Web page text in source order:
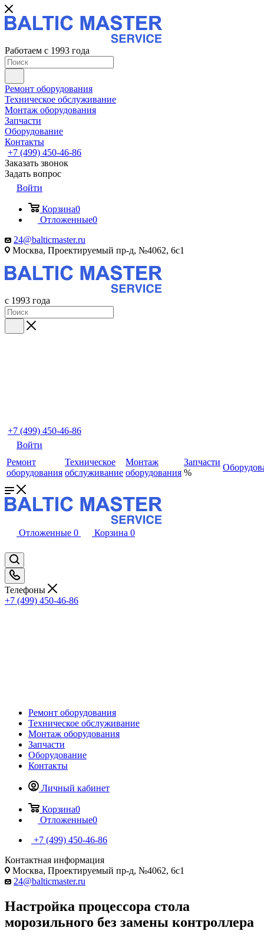
Работаем с 1993 года
Ремонт оборудования
Техническое обслуживание
Монтаж оборудования
Запчасти
Оборудование
Контакты
+7 (499) 450-46-86
Заказать звонок
Задать вопрос
Войти
Корзина0
Отложенные0
24@balticmaster.ru
Москва, Проектируемый пр-д, №4062, 6с1
с 1993 года
+7 (499) 450-46-86
Войти
Ремонт
оборудования
Техническое
обслуживание
Монтаж
оборудования
Запчасти
%
Отложенные 0 Корзина 0
Телефоны
+7 (499) 450-46-86
Ремонт оборудования
Техническое обслуживание
Монтаж оборудования
Запчасти
Оборудование
Контакты
Личный кабинет
Корзина0
Отложенные0
+7 (499) 450-46-86
Контактная информация
Москва, Проектируемый пр-д, №4062, 6с1
24@balticmaster.ru
Настройка процессора стола
морозильного без замены контроллера